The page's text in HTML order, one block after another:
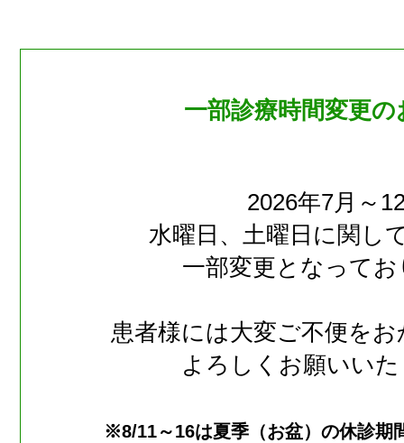
一部診療時間変更
2026年7月～
水曜日、土曜日に関し
一部変更となって
患者様には大変ご不便を
よろしくお願いい
※8/11～16は夏季（お盆）の休診期